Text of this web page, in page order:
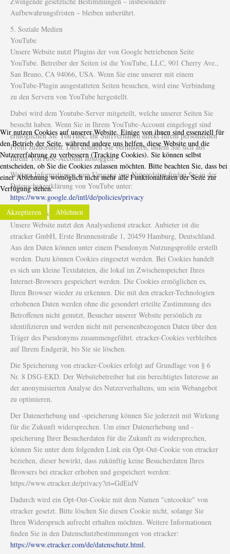
Aufbewahrungsfristen – bleiben unberührt.
5. Soziale Medien
YouTube
Unsere Website nutzt Plugins der von Google betriebenen Seite
YouTube. Betreiber der Seiten ist die YouTube, LLC, 901 Cherry Ave.,
San Bruno, CA 94066, USA. Wenn Sie eine unserer mit einem
YouTube-Plugin ausgestatteten Seiten besuchen, wird eine Verbindung
zu den Servern von YouTube hergestellt.
Dabei wird dem Youtube-Server mitgeteilt, welche unserer Seiten Sie
besucht haben. Wenn Sie in Ihrem YouTube-Account eingeloggt sind
ermöglichen Sie YouTube, Ihr Surfverhalten direkt Ihrem persönlichen
Profil zuzuordnen. Dies können Sie verhindern, indem Sie sich aus
Ihrem YouTube-Account ausloggen.
Weitere Informationen zum Umgang von Nutzerdaten finden Sie in der
Datenschutzerklärung von YouTube unter:
https://www.google.de/intl/de/policies/privacy
6. Analyse-Tool: etracker
Unsere Website nutzt den Analysedienst etracker. Anbieter ist die
etracker GmbH, Erste Brunnenstraße 1, 20459 Hamburg, Deutschland.
Aus den Daten können unter einem Pseudonym Nutzungsprofile erstellt
werden. Dazu können Cookies eingesetzt werden. Bei Cookies handelt
es sich um kleine Textdateien, die lokal im Zwischenspeicher Ihres
Internet-Browsers gespeichert werden. Die Cookies ermöglichen es,
Ihren Browser wieder zu erkennen. Die mit den etracker-Technologien
erhobenen Daten werden ohne die gesondert erteilte Zustimmung des
Betroffenen nicht genutzt, Besucher unserer Website persönlich zu
identifizieren und werden nicht mit personenbezogenen Daten über den
Träger des Pseudonyms zusammengeführt. etracker-Cookies verbleiben
auf Ihrem Endgerät, bis Sie sie löschen.
Die Speicherung von etracker-Cookies erfolgt auf Grundlage von § 6
Nr. 8 DSG-EKD. Der Websitebetreiber hat ein berechtigtes Interesse an
der anonymisierten Analyse des Nutzerverhaltens, um sein Webangebot
zu optimieren.
Der Datenerhebung und -speicherung können Sie jederzeit mit Wirkung
für die Zukunft widersprechen. Um einer Datenerhebung und -
speicherung Ihrer Besucherdaten für die Zukunft zu widersprechen,
können Sie unter dem folgenden Link ein Opt-Out-Cookie von etracker
beziehen, dieser bewirkt, dass zukünftig keine Besucherdaten Ihres
Browsers bei etracker erhoben und gespeichert werden:
https://www.etracker.de/privacy?et=GdEidV
Dadurch wird ein Opt-Out-Cookie mit dem Namen "cntcookie" von
etracker gesetzt. Bitte löschen Sie diesen Cookie nicht, solange Sie
Ihren Widerspruch aufrecht erhalten möchten. Weitere Informationen
finden Sie in den Datenschutzbestimmungen von etracker:
https://www.etracker.com/de/datenschutz.html.
Wir nutzen Cookies auf unserer Website. Einige von ihnen sind essenziell für
den Betrieb der Seite, während andere uns helfen, diese Website und die
Nutzererfahrung zu verbessern (Tracking Cookies). Sie können selbst
entscheiden, ob Sie die Cookies zulassen möchten. Bitte beachten Sie, dass bei
einer Ablehnung womöglich nicht mehr alle Funktionalitäten der Seite zur
Verfügung stehen.
Akzeptieren Ablehnen